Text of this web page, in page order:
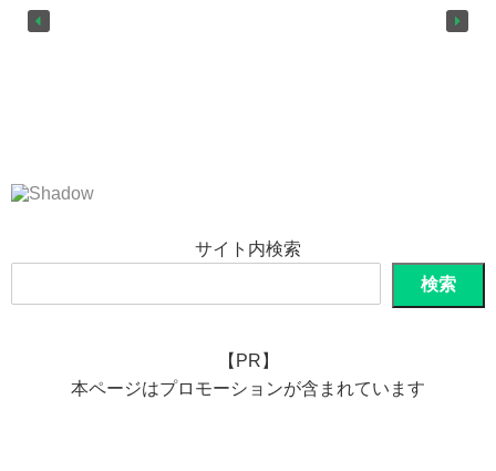
サイト内検索
検索
【PR】
本ページはプロモーションが含まれています